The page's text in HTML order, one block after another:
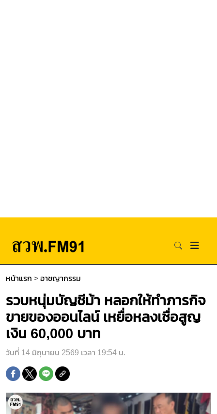
หน้าแรก > อาชญากรรม
รวบหนุ่มบัญชีม้า หลอกให้ทำภารกิจ
ขายของออนไลน์ เหยื่อหลงเชื่อสูญ
เงิน 60,000 บาท
วันที่ 14 มิถุนายน 2569 เวลา 19:54 น.